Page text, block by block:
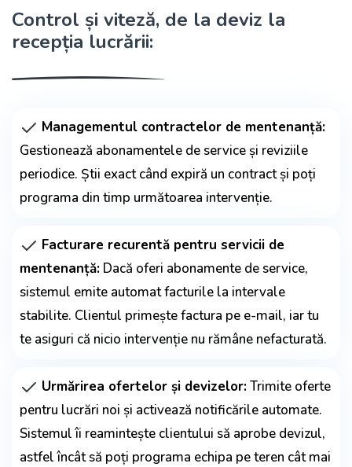
Control și viteză, de la deviz la
recepția lucrării:
Managementul contractelor de mentenanță:
Gestionează abonamentele de service și reviziile
periodice. Știi exact când expiră un contract și poți
programa din timp următoarea intervenție.
Facturare recurentă pentru servicii de
mentenanță: Dacă oferi abonamente de service,
sistemul emite automat facturile la intervale
stabilite. Clientul primește factura pe e-mail, iar tu
te asiguri că nicio intervenție nu rămâne nefacturată.
Urmărirea ofertelor și devizelor:Trimite oferte
pentru lucrări noi și activează notificările automate.
Sistemul îi reamintește clientului să aprobe devizul,
astfel încât să poți programa echipa pe teren cât mai